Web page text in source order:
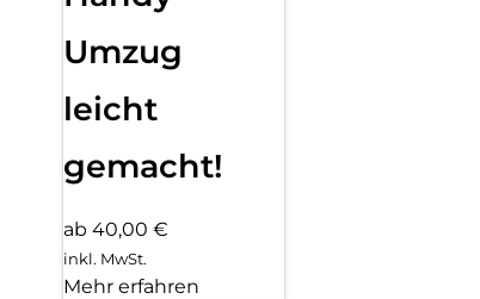
Umzug
leicht
gemacht!
ab 40,00 €
inkl. MwSt.
Mehr erfahren